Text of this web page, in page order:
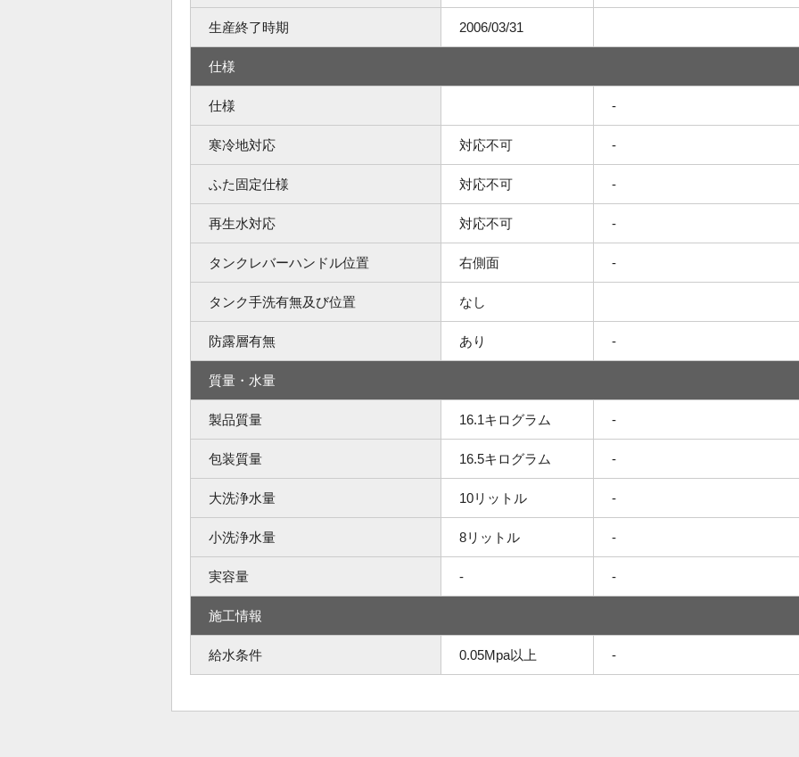
生産終了時期 2006/03/31
仕様
仕様 -
寒冷地対応 対応不可 -
ふた固定仕様 対応不可 -
再生水対応 対応不可 -
タンクレバーハンドル位置 右側面 -
タンク手洗有無及び位置 なし
防露層有無 あり -
質量・水量
製品質量 16.1キログラム -
包装質量 16.5キログラム -
大洗浄水量 10リットル -
小洗浄水量 8リットル -
実容量 - -
施工情報
給水条件 0.05Mpa以上 -